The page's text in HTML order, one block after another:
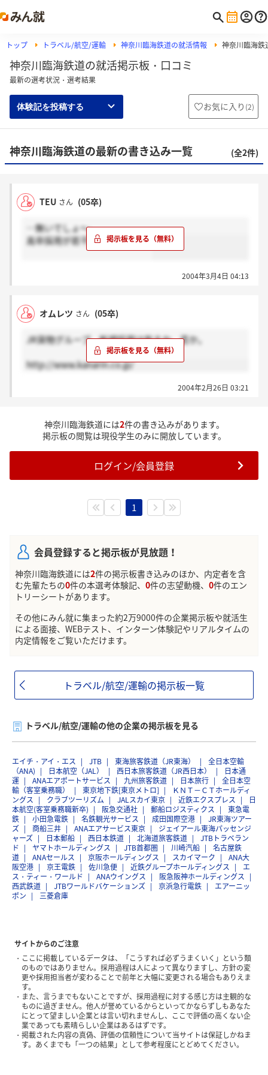
トップ トラベル/航空/運輸 神奈川臨海鉄道の就活情報 神奈川臨海鉄
神奈川臨海鉄道の就活掲示板・口コミ
最新の選考状況・選考結果
体験記を投稿する お気に入り (2)
神奈川臨海鉄道の最新の書き込み一覧 (全2件)
TEU さん (05卒)
…無いでしょ～。
高卒採用が若干名ある程度？？
2004年3月4日 04:13
オムレツ さん (05卒)
JR貨物グループ、新規採用は有るか、否か。
http://www.kanarin.co.jp/
2004年2月26日 03:21
神奈川臨海鉄道には2件の書き込みがあります。
掲示板の閲覧は現役学生のみに開放しています。
ログイン/会員登録
1
会員登録すると掲示板が見放題！
神奈川臨海鉄道には2件の掲示板書き込みのほか、内定者を含
む先輩たちの0件の本選考体験記、 0件の志望動機、 0件のエン
トリーシートがあります。
その他にみん就に集まった約2万9000件の企業掲示板や就活生
による面接、WEBテスト、インターン体験記やリアルタイムの
内定情報をご覧いただけます。
トラベル/航空/運輸の掲示板一覧
トラベル/航空/運輸の他の企業の掲示板を見る
エイチ・アイ・エス JTB 東海旅客鉄道（JR東海）
全日本空輸
（ANA)
日本航空（JAL） 西日本旅客鉄道（JR西日本）
日本通
運
ANAエアポートサービス 九州旅客鉄道 日本旅行
全日本空
輸（客室乗務職）
東京地下鉄[東京メトロ]
ＫＮＴ－ＣＴホールディ
ングス
クラブツーリズム JALスカイ東京 近鉄エクスプレス
日
本航空(客室乗務職新卒)
阪急交通社 郵船ロジスティクス
東急電
鉄
小田急電鉄 名鉄観光サービス 成田国際空港
JR東海ツアー
ズ
商船三井 ANAエアサービス東京
ジェイアール東海パッセンジ
ャーズ
日本郵船 西日本鉄道 北海道旅客鉄道
JTBトラベラン
ド
ヤマトホールディングス JTB首都圏 川崎汽船
名古屋鉄
道
ANAセールス 京阪ホールディングス スカイマーク
ANA大
阪空港
京王電鉄 佐川急便 近鉄グループホールディングス
エ
ス・ティー・ワールド
ANAウイングス
阪急阪神ホールディングス
西武鉄道
JTBワールドバケーションズ 京浜急行電鉄
エアーニッ
ポン
三菱倉庫
サイトからのご注意
ここに掲載しているデータは、「こうすれば必ずうまくいく」という類
のものではありません。採用過程は人によって異なりますし、方針の変
更や採用担当者が変わることで前年と大幅に変更される場合もありえま
す。
また、言うまでもないことですが、採用過程に対する感じ方は主観的な
ものに過ぎません。他人が誉めているからといってかならずしもあなた
にとって望ましい企業とは言い切れませんし、ここで評価の高くない企
業であっても素晴らしい企業はあるはずです。
掲載された内容の真偽、評価の信頼性について当サイトは保証しかねま
す。あくまでも「一つの結果」として参考程度にとどめてください。